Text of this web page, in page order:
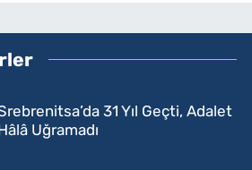
31 Yıl Geçti, Adalet
Uğramadı